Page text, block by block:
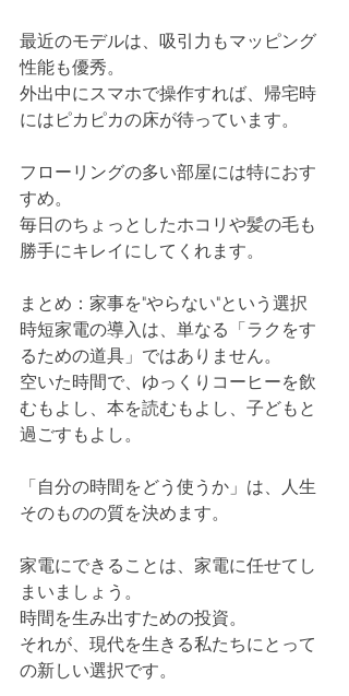
最近のモデルは、吸引力もマッピング
性能も優秀。
外出中にスマホで操作すれば、帰宅時
にはピカピカの床が待っています。
フローリングの多い部屋には特におす
すめ。
毎日のちょっとしたホコリや髪の毛も
勝手にキレイにしてくれます。
まとめ：家事を"やらない"という選択
時短家電の導入は、単なる「ラクをす
るための道具」ではありません。
空いた時間で、ゆっくりコーヒーを飲
むもよし、本を読むもよし、子どもと
過ごすもよし。
「自分の時間をどう使うか」は、人生
そのものの質を決めます。
家電にできることは、家電に任せてし
まいましょう。
時間を生み出すための投資。
それが、現代を生きる私たちにとって
の新しい選択です。